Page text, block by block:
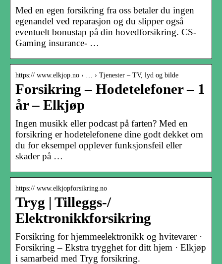
Med en egen forsikring fra oss betaler du ingen
egenandel ved reparasjon og du slipper også
eventuelt bonustap på din hovedforsikring. CS-
Gaming insurance- …
https:// www.elkjop.no › … › Tjenester – TV, lyd og bilde
Forsikring – Hodetelefoner – 1
år – Elkjøp
Ingen musikk eller podcast på farten? Med en
forsikring er hodetelefonene dine godt dekket om
du for eksempel opplever funksjonsfeil eller
skader på …
https:// www.elkjopforsikring.no
Tryg | Tilleggs-/
Elektronikkforsikring
Forsikring for hjemmeelektronikk og hvitevarer ·
Forsikring – Ekstra trygghet for ditt hjem · Elkjøp
i samarbeid med Tryg forsikring.